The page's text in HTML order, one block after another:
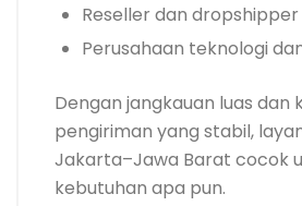
Reseller dan dropshipper
Perusahaan teknologi
Dengan jangkauan luas dan
pengiriman yang stabil,
Jakarta–Jawa Barat cocok
kebutuhan apa pun.